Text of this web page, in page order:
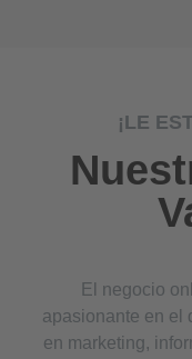
¡LE
El negocio
apasionante en el
en marketing,